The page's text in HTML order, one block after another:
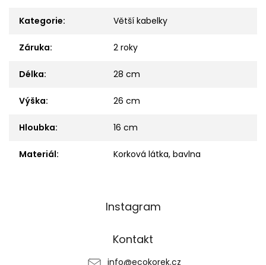
Kategorie: Větší kabelky
Záruka: 2 roky
Délka: 28 cm
Výška: 26 cm
Hloubka: 16 cm
Materiál: Korková látka, bavlna
Instagram
Kontakt
info@ecokorek.cz